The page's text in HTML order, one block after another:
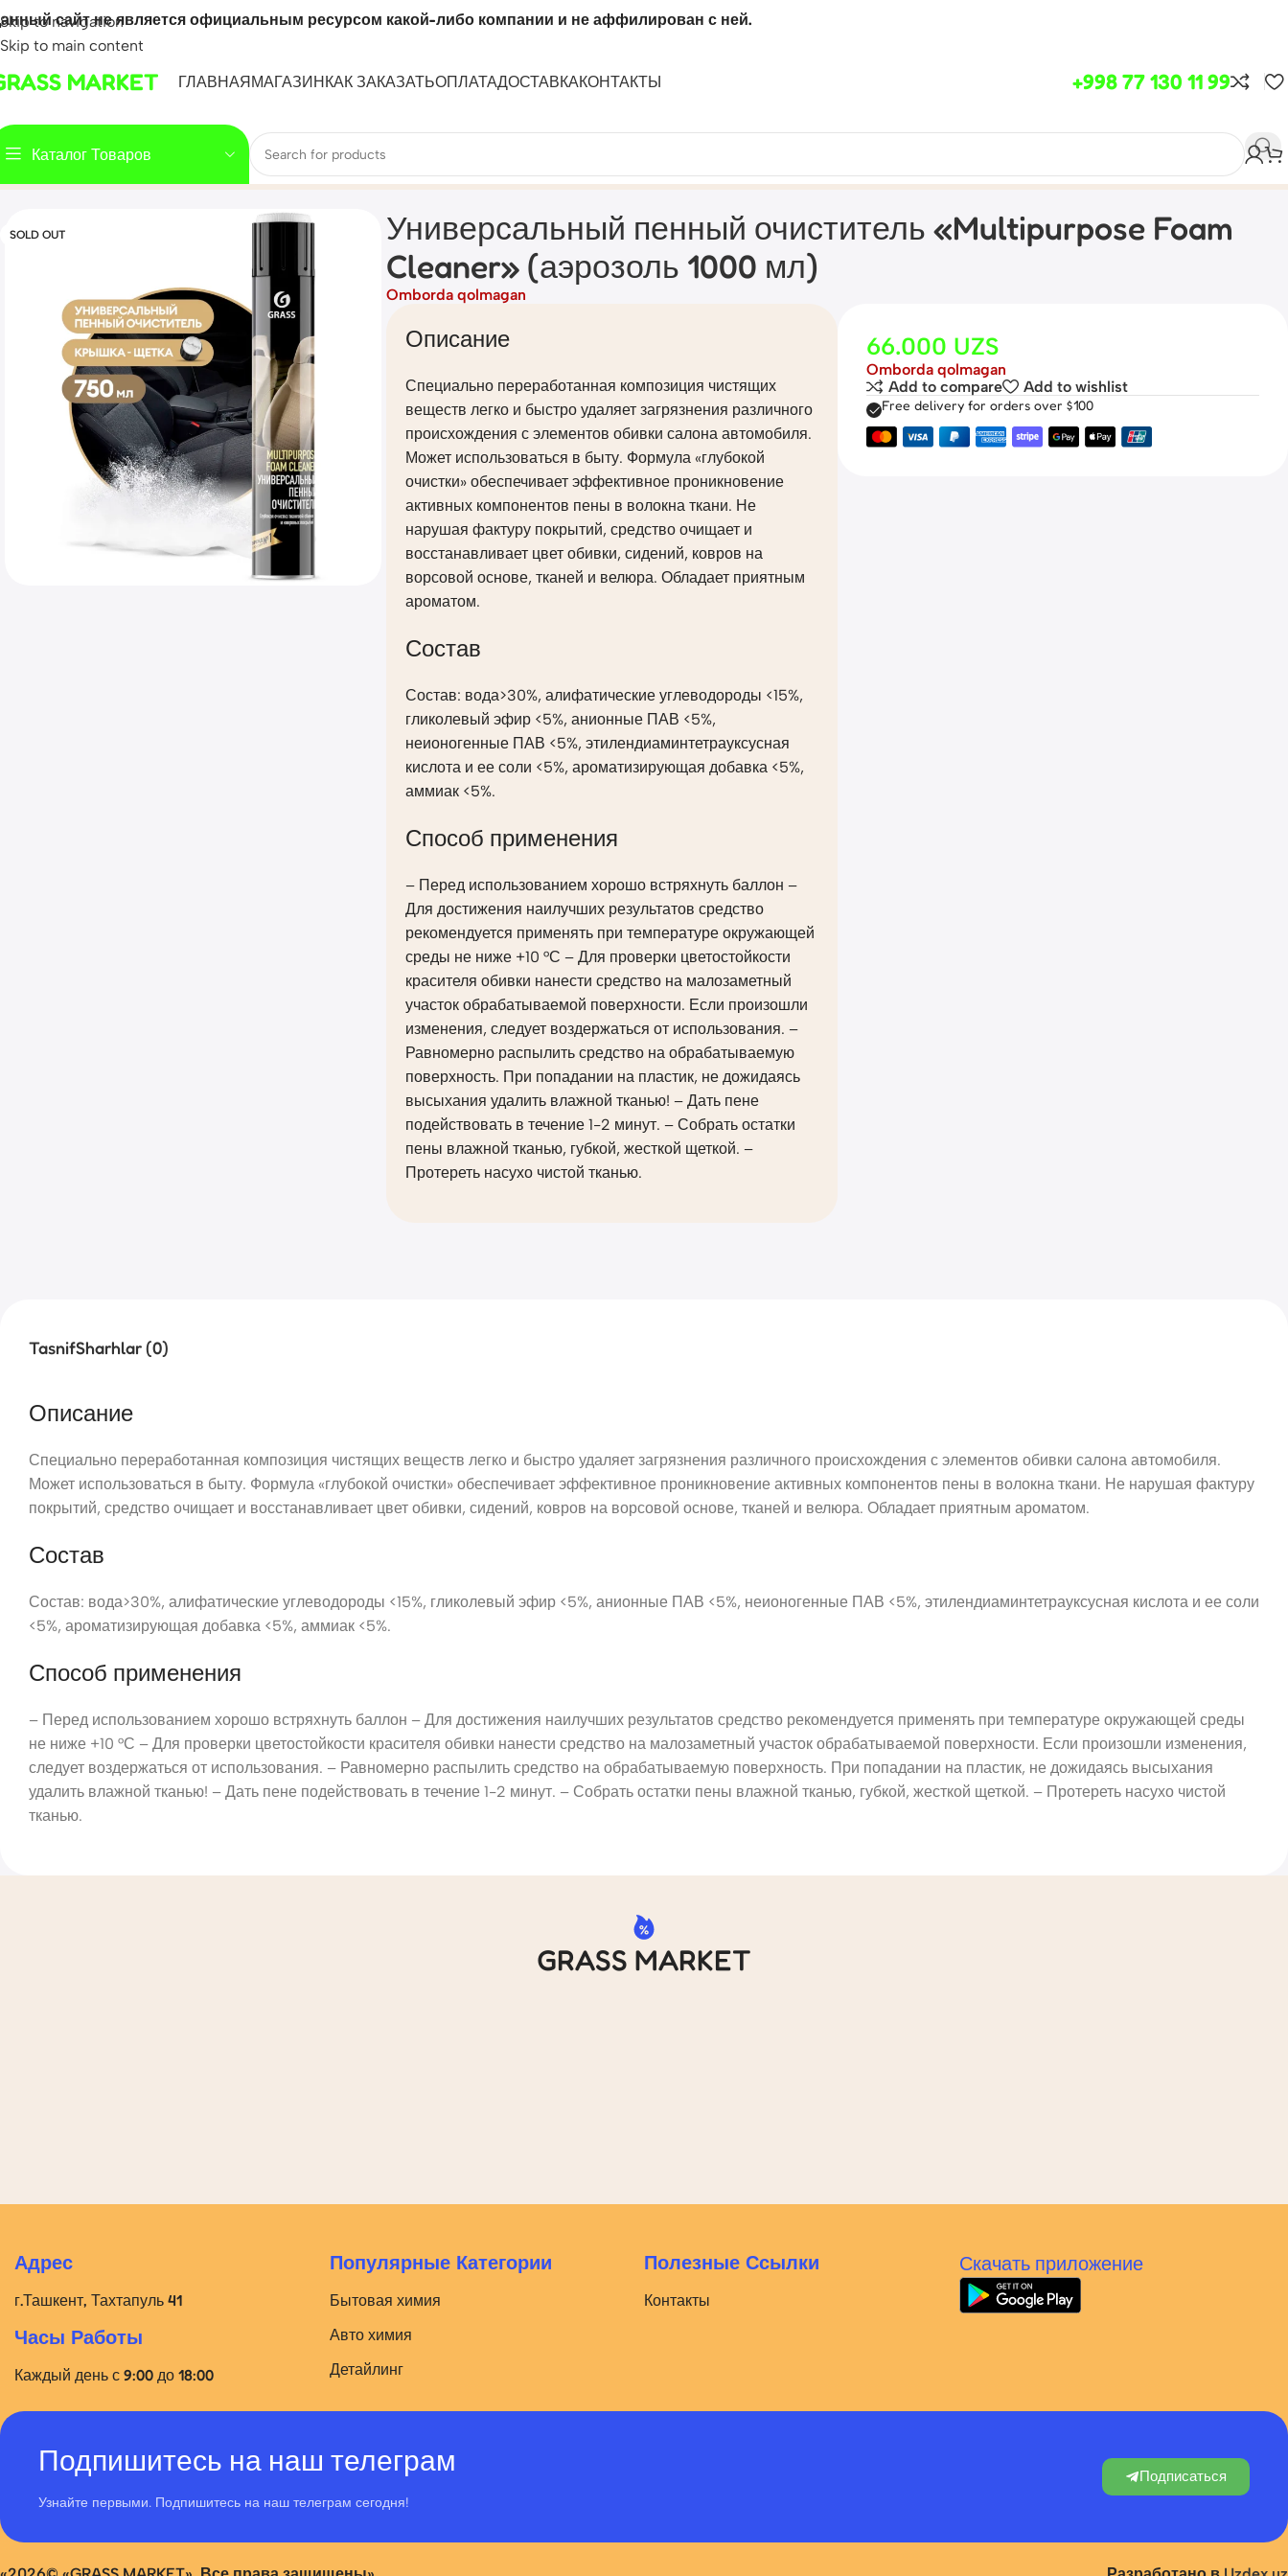
Skip to navigation
Skip to main content
сайт не является официальным ресурсом какой-либо компании и не аффилирован с ней.
MARKET ГЛАВНАЯМАГАЗИНКАК ЗАКАЗАТЬОПЛАТАДОСТАВКАКОНТАКТЫ +998 77 130 11 99
Каталог Товаров
Универсальный пенный очиститель «Multipurpose Foam Cleaner» (аэрозоль 1000 мл)
SOLD OUT
Универсальный пенный очиститель «Multipurpose Foam
Cleaner» (аэрозоль 1000 мл)
Omborda qolmagan
Описание
Специально переработанная композиция чистящих
веществ легко и быстро удаляет загрязнения различного
происхождения с элементов обивки салона автомобиля.
Может использоваться в быту. Формула «глубокой
очистки» обеспечивает эффективное проникновение
активных компонентов пены в волокна ткани. Не
нарушая фактуру покрытий, средство очищает и
восстанавливает цвет обивки, сидений, ковров на
ворсовой основе, тканей и велюра. Обладает приятным
ароматом.
Состав
Состав: вода>30%, алифатические углеводороды <15%,
гликолевый эфир <5%, анионные ПАВ <5%,
неионогенные ПАВ <5%, этилендиаминтетрауксусная
кислота и ее соли <5%, ароматизирующая добавка <5%,
аммиак <5%.
Способ применения
– Перед использованием хорошо встряхнуть баллон –
Для достижения наилучших результатов средство
рекомендуется применять при температуре окружающей
среды не ниже +10 °С – Для проверки цветостойкости
красителя обивки нанести средство на малозаметный
участок обрабатываемой поверхности. Если произошли
изменения, следует воздержаться от использования. –
Равномерно распылить средство на обрабатываемую
поверхность. При попадании на пластик, не дожидаясь
высыхания удалить влажной тканью! – Дать пене
подействовать в течение 1-2 минут. – Собрать остатки
пены влажной тканью, губкой, жесткой щеткой. –
Протереть насухо чистой тканью.
66.000 UZS
Omborda qolmagan
Add to compare
Add to wishlist
Free delivery for orders over $100
TasnifSharhlar (0)
Описание
Специально переработанная композиция чистящих веществ легко и быстро удаляет загрязнения различного происхождения с элементов обивки салона автомобиля.
Может использоваться в быту. Формула «глубокой очистки» обеспечивает эффективное проникновение активных компонентов пены в волокна ткани. Не нарушая фактуру
покрытий, средство очищает и восстанавливает цвет обивки, сидений, ковров на ворсовой основе, тканей и велюра. Обладает приятным ароматом.
Состав
Состав: вода>30%, алифатические углеводороды <15%, гликолевый эфир <5%, анионные ПАВ <5%, неионогенные ПАВ <5%, этилендиаминтетрауксусная кислота и ее соли
<5%, ароматизирующая добавка <5%, аммиак <5%.
Способ применения
– Перед использованием хорошо встряхнуть баллон – Для достижения наилучших результатов средство рекомендуется применять при температуре окружающей среды
не ниже +10 °С – Для проверки цветостойкости красителя обивки нанести средство на малозаметный участок обрабатываемой поверхности. Если произошли изменения,
следует воздержаться от использования. – Равномерно распылить средство на обрабатываемую поверхность. При попадании на пластик, не дожидаясь высыхания
удалить влажной тканью! – Дать пене подействовать в течение 1-2 минут. – Собрать остатки пены влажной тканью, губкой, жесткой щеткой. – Протереть насухо чистой
тканью.
GRASS MARKET
Адрес
г.Ташкент, Тахтапуль 41
Часы Работы
Каждый день с 9:00 до 18:00
Популярные Категории
Бытовая химия
Авто химия
Детайлинг
Полезные Ссылки
Контакты
Скачать приложение
Подпишитесь на наш телеграм
Узнайте первыми. Подпишитесь на наш телеграм сегодня!
Подписаться